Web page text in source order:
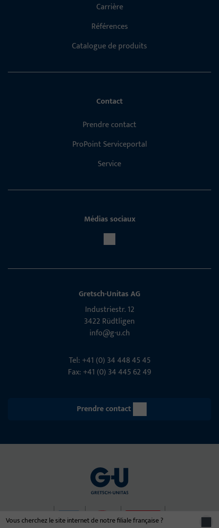
Vous cherchez le site internet de notre filiale française ?
Carrière
Références
Catalogue de produits
Contact
Prendre contact
ProPoint Serviceportal
Service
Médias sociaux
Gretsch-Unitas AG
Indu­s­triestr. 12
3422 Rüdt­ligen
info@g-u.ch
Tel: +41 (0) 34 448 45 45
Fax: +41 (0) 34 445 62 49
Prendre contact